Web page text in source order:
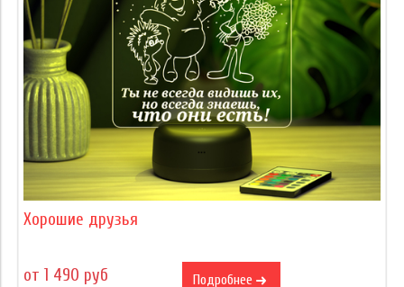
Хорошие друзья
от 1 490 руб Подробнее